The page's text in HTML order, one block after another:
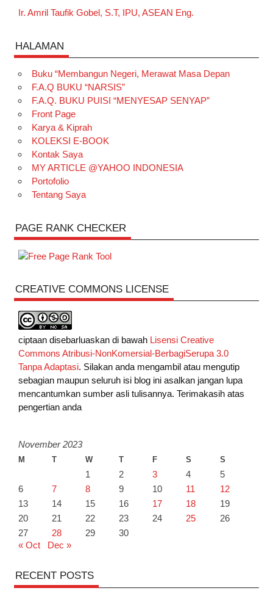
Ir. Amril Taufik Gobel, S.T, IPU, ASEAN Eng.
HALAMAN
Buku “Membangun Negeri, Merawat Masa Depan
F.A.Q BUKU “NARSIS”
F.A.Q. BUKU PUISI “MENYESAP SENYAP”
Front Page
Karya & Kiprah
KOLEKSI E-BOOK
Kontak Saya
MY ARTICLE @YAHOO INDONESIA
Portofolio
Tentang Saya
PAGE RANK CHECKER
CREATIVE COMMONS LICENSE
ciptaan disebarluaskan di bawah Lisensi Creative
Commons Atribusi-NonKomersial-BerbagiSerupa 3.0
Tanpa Adaptasi. Silakan anda mengambil atau mengutip
sebagian maupun seluruh isi blog ini asalkan jangan lupa
mencantumkan sumber asli tulisannya. Terimakasih atas
pengertian anda
November 2023
M T W T F S S
1 2 3 4
5
6
7 8 9 10 11
12
13
14 15 16 17 18
19
20
21 22 23 24 25
26
27
28 29
30
« Oct
Dec »
RECENT POSTS